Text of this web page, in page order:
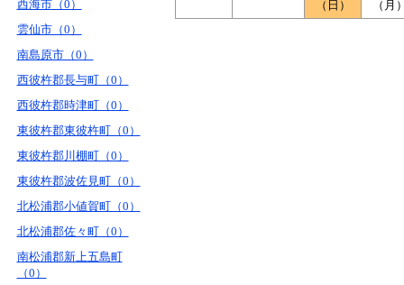
西海市（0）
雲仙市（0）
南島原市（0）
西彼杵郡長与町（0）
西彼杵郡時津町（0）
東彼杵郡東彼杵町（0）
東彼杵郡川棚町（0）
東彼杵郡波佐見町（0）
北松浦郡小値賀町（0）
北松浦郡佐々町（0）
南松浦郡新上五島町
（0）
（日）
（月